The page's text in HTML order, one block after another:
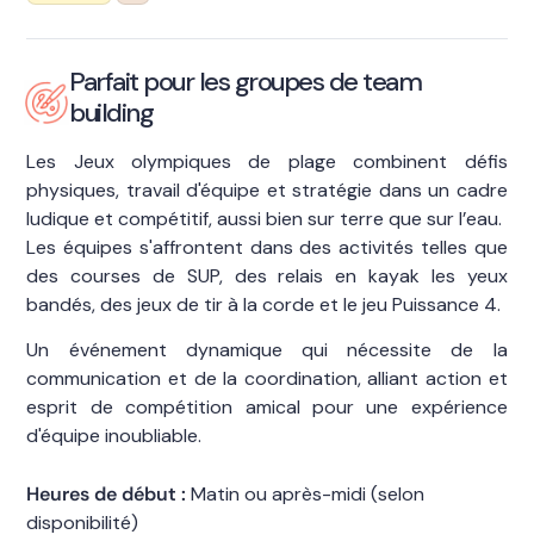
Parfait pour les groupes de team
building
Les Jeux olympiques de plage combinent défis
physiques, travail d'équipe et stratégie dans un cadre
ludique et compétitif, aussi bien sur terre que sur l’eau.
Les équipes s'affrontent dans des activités telles que
des courses de SUP, des relais en kayak les yeux
bandés, des jeux de tir à la corde et le jeu Puissance 4.
Un événement dynamique qui nécessite de la
communication et de la coordination, alliant action et
esprit de compétition amical pour une expérience
d'équipe inoubliable.
Heures de début :Matin ou après-midi (selon
disponibilité)